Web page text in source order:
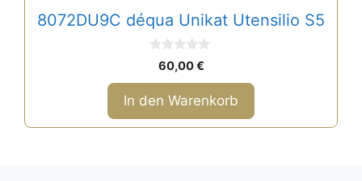
8072DU9C déqua Unikat Utensilio S5
o
n
5
60,00€
In den Warenkorb